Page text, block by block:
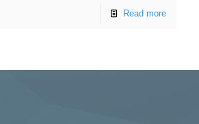
Read more